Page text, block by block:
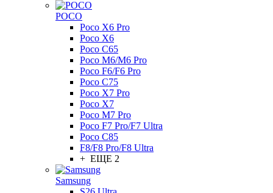
POCO
Poco X6 Pro
Poco X6
Poco C65
Poco M6/M6 Pro
Poco F6/F6 Pro
Poco C75
Poco X7 Pro
Poco X7
Poco M7 Pro
Poco F7 Pro/F7 Ultra
Poco C85
F8/F8 Pro/F8 Ultra
+ ЕЩЕ 2
Samsung